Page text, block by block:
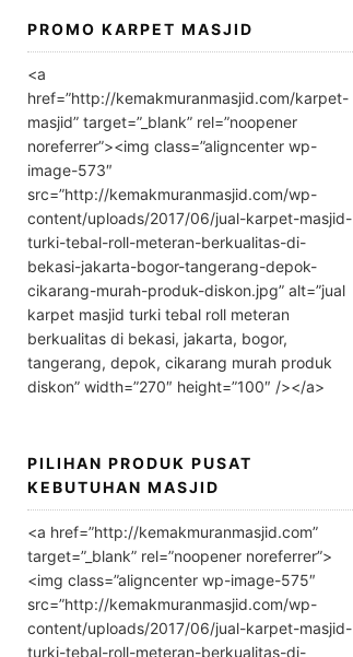
PROMO KARPET MASJID
<a
href=”http://kemakmuranmasjid.com/karpet-
masjid” target=”_blank” rel=”noopener
noreferrer”><img class=”aligncenter wp-
image-573″
src=”http://kemakmuranmasjid.com/wp-
content/uploads/2017/06/jual-karpet-masjid-
turki-tebal-roll-meteran-berkualitas-di-
bekasi-jakarta-bogor-tangerang-depok-
cikarang-murah-produk-diskon.jpg” alt=”jual
karpet masjid turki tebal roll meteran
berkualitas di bekasi, jakarta, bogor,
tangerang, depok, cikarang murah produk
diskon” width=”270″ height=”100″ /></a>
PILIHAN PRODUK PUSAT
KEBUTUHAN MASJID
<a href=”http://kemakmuranmasjid.com”
target=”_blank” rel=”noopener noreferrer”>
<img class=”aligncenter wp-image-575″
src=”http://kemakmuranmasjid.com/wp-
content/uploads/2017/06/jual-karpet-masjid-
turki-tebal-roll-meteran-berkualitas-di-